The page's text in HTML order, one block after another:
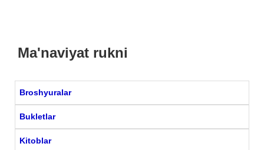
Ma'naviyat rukni
Broshyuralar
Bukletlar
Kitoblar